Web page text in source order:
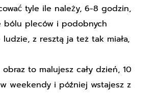
tyle ile należy, 6-8 godzin,
pleców i podobnych
ludzie, z resztą ja też tak miała,
to malujesz cały dzień, 10
weekendy i później wstajesz z